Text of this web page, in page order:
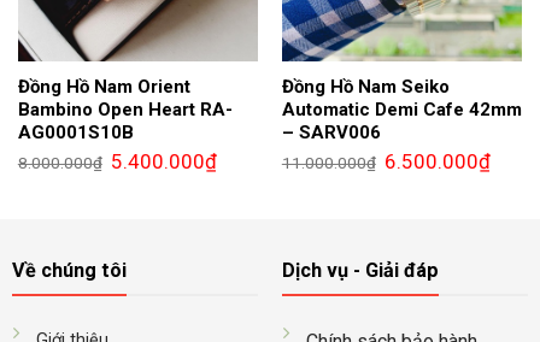
Đồng Hồ Nam Orient
Bambino Open Heart RA-
AG0001S10B
8.000.000₫ Giá
gốc
5.400.000₫Giá
hiện
Đồng Hồ Nam Seiko
Automatic Demi Cafe 42mm
– SARV006
11.000.000₫ Giá
gốc
6.500.000₫Giá
hiện
Về chúng tôi Dịch vụ - Giải đáp